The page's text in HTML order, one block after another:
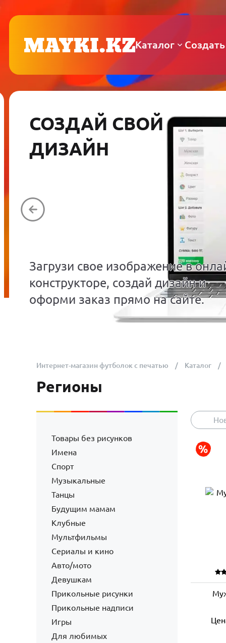
Каталог
СОЗДАЙ СВОЙ
ДИЗАЙН
Загрузи свое изображение в
конструкторе, создай дизайн и
оформи заказ прямо на сайте.
Интернет-магазин футболок с печатью Каталог
Регионы
Товары без рисунков
Имена
Спорт
Музыкальные
Танцы
Будущим мамам
Клубные
Мультфильмы
Сериалы и кино
Авто/мото
Девушкам
Прикольные рисунки
Прикольные надписи
Игры
Для любимых